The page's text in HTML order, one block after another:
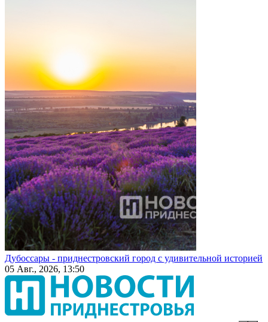
Дубоссары - приднестровский город с удивительной историей
05 Авг., 2026, 13:50